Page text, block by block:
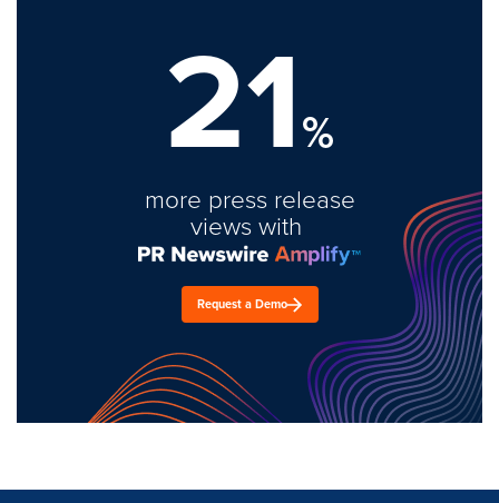
21%
more press release
views with
Request a Demo